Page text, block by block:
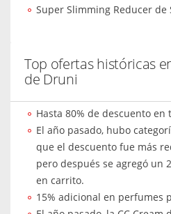
Super Slimming Reducer de
Top ofertas históricas
de Druni
Hasta 80% de descuento en
El año pasado, hubo
que el descuento fue más
pero después se agregó un
en carrito.
15% adicional en perfumes